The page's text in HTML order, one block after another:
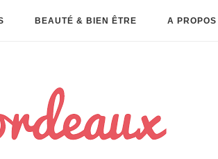
BEAUTÉ & BIEN ÊTRE A PROPOS